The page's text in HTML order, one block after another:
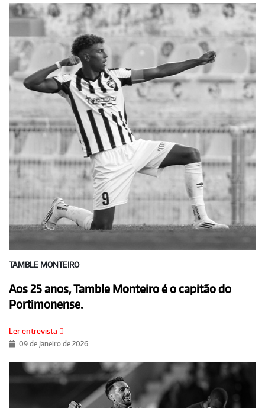
TAMBLE MONTEIRO
Aos 25 anos, Tamble Monteiro é o capitão do
Portimonense.
Ler entrevista
09 de Janeiro de 2026